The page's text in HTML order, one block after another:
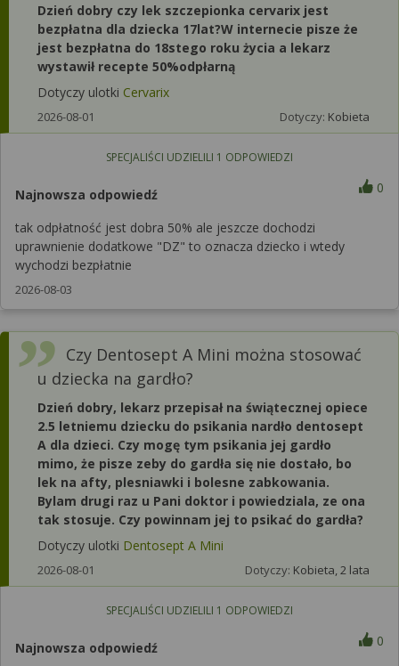
Dzień dobry czy lek szczepionka cervarix jest
bezpłatna dla dziecka 17lat?W internecie pisze że
jest bezpłatna do 18stego roku życia a lekarz
wystawił recepte 50%odpłarną
Dotyczy ulotki Cervarix
2026-08-01 Dotyczy: Kobieta
SPECJALIŚCI UDZIELILI 1 ODPOWIEDZI
Najnowsza odpowiedź 0
tak odpłatność jest dobra 50% ale jeszcze dochodzi
uprawnienie dodatkowe "DZ" to oznacza dziecko i wtedy
wychodzi bezpłatnie
2026-08-03
Czy Dentosept A Mini można stosować
u dziecka na gardło?
Dzień dobry, lekarz przepisał na świątecznej opiece
2.5 letniemu dziecku do psikania nardło dentosept
A dla dzieci. Czy mogę tym psikania jej gardło
mimo, że pisze zeby do gardła się nie dostało, bo
lek na afty, plesniawki i bolesne zabkowania.
Bylam drugi raz u Pani doktor i powiedziala, ze ona
tak stosuje. Czy powinnam jej to psikać do gardła?
Dotyczy ulotki Dentosept A Mini
2026-08-01 Dotyczy: Kobieta, 2 lata
SPECJALIŚCI UDZIELILI 1 ODPOWIEDZI
Najnowsza odpowiedź 0